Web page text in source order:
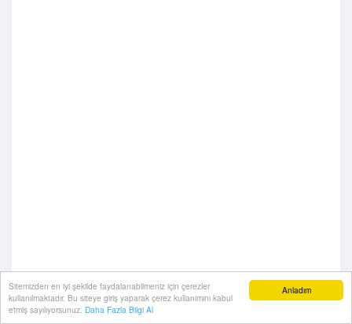
Anladım
Sitemizden en iyi şekilde faydalanabilmeniz için çerezler
kullanılmaktadır. Bu siteye giriş yaparak çerez kullanımını kabul
etmiş sayılıyorsunuz. Daha Fazla Bilgi Al